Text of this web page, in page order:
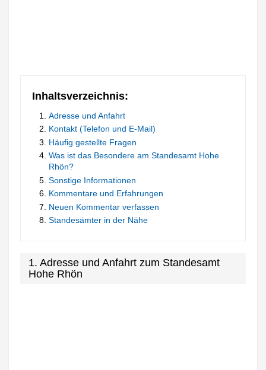
Inhaltsverzeichnis:
Adresse und Anfahrt
Kontakt (Telefon und E-Mail)
Häufig gestellte Fragen
Was ist das Besondere am Standesamt Hohe
Rhön?
Sonstige Informationen
Kommentare und Erfahrungen
Neuen Kommentar verfassen
Standesämter in der Nähe
1. Adresse und Anfahrt zum Standesamt
Hohe Rhön